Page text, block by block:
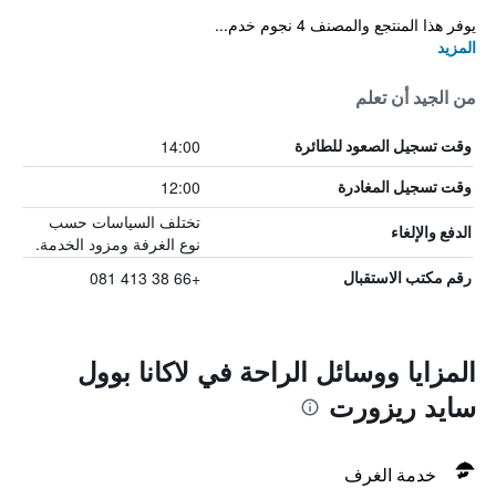
يوفر هذا المنتجع والمصنف 4 نجوم خدم...
المزيد
من الجيد أن تعلم
وقت تسجيل الصعود للطائرة 14:00
وقت تسجيل المغادرة 12:00
الدفع والإلغاء
تختلف السياسات حسب
نوع الغرفة ومزود الخدمة.
رقم مكتب الاستقبال +66 38 413 081
المزايا ووسائل الراحة في لاكانا بوول
سايد ريزورت
خدمة الغرف